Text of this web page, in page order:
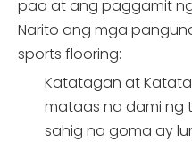
paa at ang paggamit
Narito ang mga
sports flooring:
Katatagan at
mataas na dami ng
sahig na goma ay